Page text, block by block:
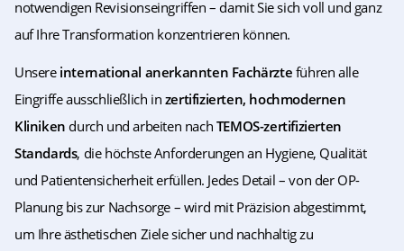
notwendigen Revisionseingriffen – damit Sie sich voll und ganz
auf Ihre Transformation konzentrieren können.
Unsere international anerkannten Fachärzte führen alle
Eingriffe ausschließlich in zertifizierten, hochmodernen
Kliniken durch und arbeiten nach TEMOS-zertifizierten
Standards, die höchste Anforderungen an Hygiene, Qualität
und Patientensicherheit erfüllen. Jedes Detail – von der OP-
Planung bis zur Nachsorge – wird mit Präzision abgestimmt,
um Ihre ästhetischen Ziele sicher und nachhaltig zu